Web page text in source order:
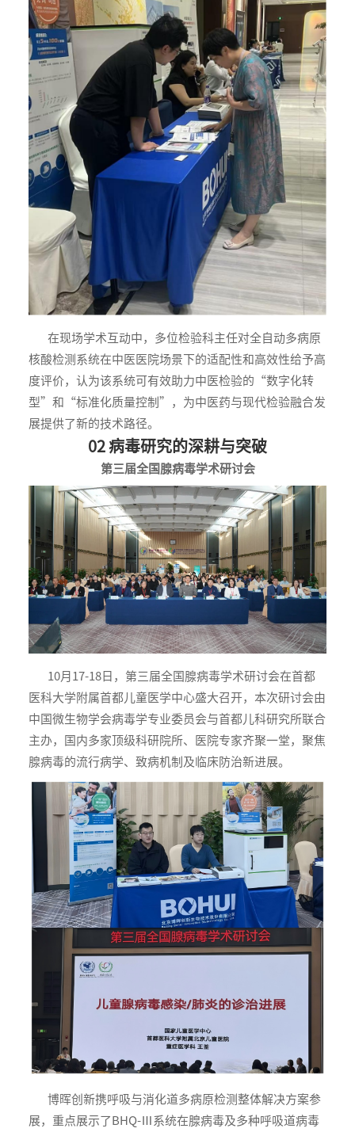
在现场学术互动中，多位检验科主任对全自动多病原
核酸检测系统在中医医院场景下的适配性和高效性给予高
度评价，认为该系统可有效助力中医检验的“数字化转
型”和“标准化质量控制”，为中医药与现代检验融合发
展提供了新的技术路径。
02 病毒研究的深耕与突破
第三届全国腺病毒学术研讨会
10月17-18日，第三届全国腺病毒学术研讨会在首都
医科大学附属首都儿童医学中心盛大召开，本次研讨会由
中国微生物学会病毒学专业委员会与首都儿科研究所联合
主办，国内多家顶级科研院所、医院专家齐聚一堂，聚焦
腺病毒的流行病学、致病机制及临床防治新进展。
博晖创新携呼吸与消化道多病原检测整体解决方案参
展，重点展示了BHQ-Ⅲ系统在腺病毒及多种呼吸道病毒